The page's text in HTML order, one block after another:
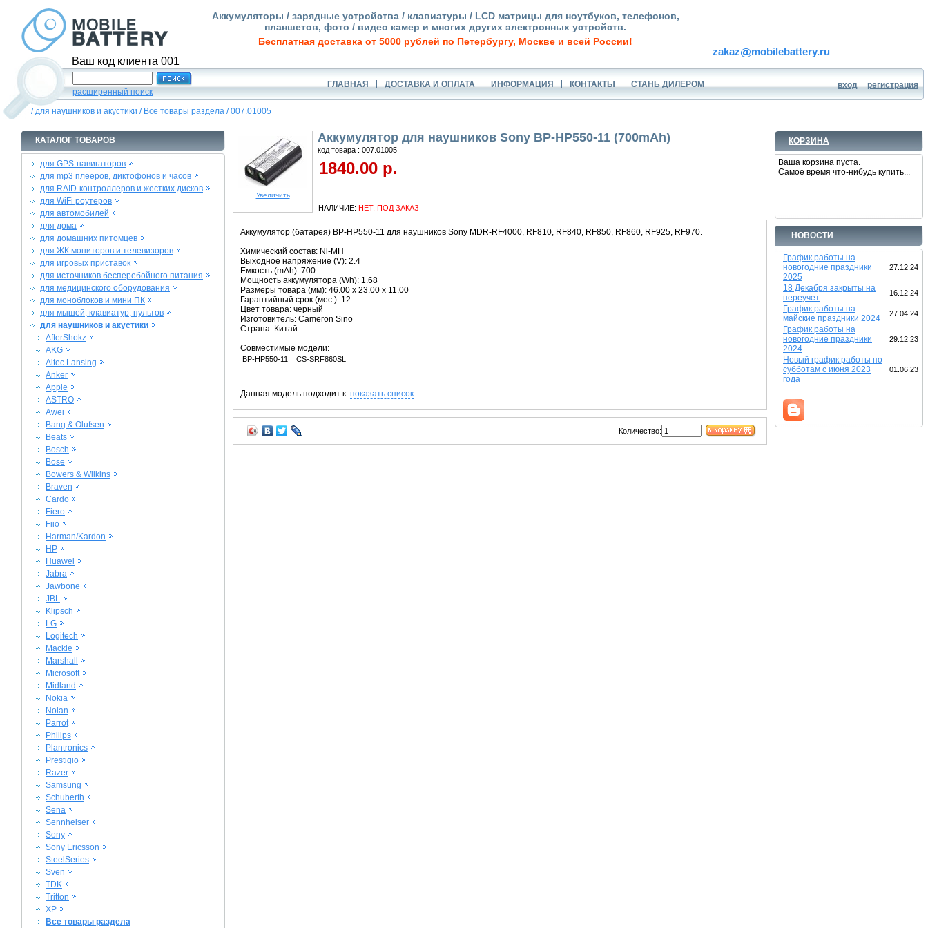
Ваш код клиента 001
Аккумуляторы / зарядные устройства / клавиатуры / LCD матрицы для ноутбуков, телефонов,
планшетов, фото / видео камер и многих других электронных устройств.
Бесплатная доставка от 5000 рублей по Петербургу, Москве и всей России!
zakaz mobilebattery.ru
расширенный поиск
ГЛАВНАЯ ДОСТАВКА И ОПЛАТА ИНФОРМАЦИЯ КОНТАКТЫ СТАНЬ ДИЛЕРОМ вход регистрация
/для наушников и акустики / Все товары раздела /007.01005
КОРЗИНА
Ваша корзина пуста.
Самое время что-нибудь купить...
НОВОСТИ
График работы на
новогодние праздники
2025
27.12.24
18 Декабря закрыты на
переучет
16.12.24
График работы на
майские праздники 2024
27.04.24
График работы на
новогодние праздники
2024
29.12.23
Новый график работы по
субботам с июня 2023
года
01.06.23
КАТАЛОГ ТОВАРОВ
для GPS-навигаторов
для mp3 плееров, диктофонов и часов
для RAID-контроллеров и жестких дисков
для WiFi роутеров
для автомобилей
для дома
для домашних питомцев
для ЖК мониторов и телевизоров
для игровых приставок
для источников бесперебойного питания
для медицинского оборудования
для моноблоков и мини ПК
для мышей, клавиатур, пультов
для наушников и акустики
AfterShokz
AKG
Altec Lansing
Anker
Apple
ASTRO
Awei
Bang & Olufsen
Beats
Bosch
Bose
Bowers & Wilkins
Braven
Cardo
Fiero
Fiio
Harman/Kardon
HP
Huawei
Jabra
Jawbone
JBL
Klipsch
LG
Logitech
Mackie
Marshall
Microsoft
Midland
Nokia
Nolan
Parrot
Philips
Plantronics
Prestigio
Razer
Samsung
Schuberth
Sena
Sennheiser
Sony
Sony Ericsson
SteelSeries
Sven
TDK
Tritton
XP
Все товары раздела
Увеличить
Аккумулятор для наушников Sony BP-HP550-11 (700mAh)
код товара : 007.01005
1840.00 р.
НАЛИЧИЕ: НЕТ, ПОД ЗАКАЗ
Аккумулятор (батарея) BP-HP550-11 для наушников Sony MDR-RF4000, RF810, RF840, RF850, RF860, RF925, RF970.
Химический состав: Ni-MH
Выходное напряжение (V): 2.4
Емкость (mAh): 700
Мощность аккумулятора (Wh): 1.68
Размеры товара (мм): 46.00 x 23.00 x 11.00
Гарантийный срок (мес.): 12
Цвет товара: черный
Изготовитель: Cameron Sino
Страна: Китай
Совместимые модели:
BP-HP550-11 CS-SRF860SL
Данная модель подходит к: показать список
Количество: